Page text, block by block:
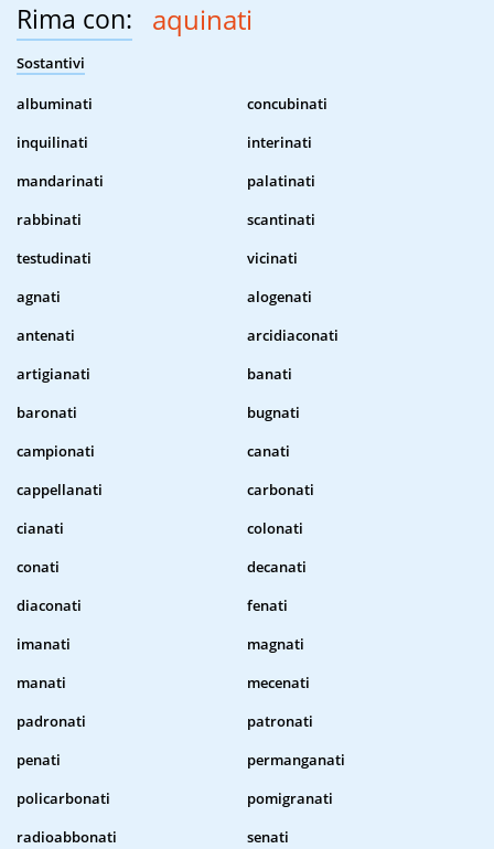
Rima con: aquinati
Sostantivi
albuminati
concubinati
inquilinati
interinati
mandarinati
palatinati
rabbinati
scantinati
testudinati
vicinati
agnati
alogenati
antenati
arcidiaconati
artigianati
banati
baronati
bugnati
campionati
canati
cappellanati
carbonati
cianati
colonati
conati
decanati
diaconati
fenati
imanati
magnati
manati
mecenati
padronati
patronati
penati
permanganati
policarbonati
pomigranati
radioabbonati
senati